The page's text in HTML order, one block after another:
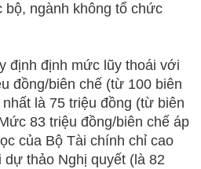
ngành không tổ chức
định định mức lũy thoái với
đồng/biên chế (từ 100 biên
là 75 triệu đồng (từ biên
83 triệu đồng/biên chế áp
của Bộ Tài chính chỉ cao
thảo Nghị quyết (là 82